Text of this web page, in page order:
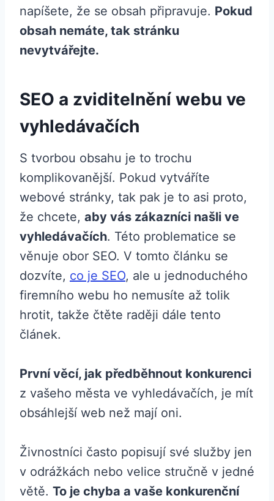
napíšete, že se obsah připravuje. Pokud
obsah nemáte, tak stránku
nevytvářejte.
SEO a zviditelnění webu ve
vyhledávačích
S tvorbou obsahu je to trochu
komplikovanější. Pokud vytváříte
webové stránky, tak pak je to asi proto,
že chcete, aby vás zákazníci našli ve
vyhledávačích. Této problematice se
věnuje obor SEO. V tomto článku se
dozvíte, co je SEO, ale u jednoduchého
firemního webu ho nemusíte až tolik
hrotit, takže čtěte raději dále tento
článek.
První věcí, jak předběhnout konkurenci
z vašeho města ve vyhledávačích, je mít
obsáhlejší web než mají oni.
Živnostníci často popisují své služby jen
v odrážkách nebo velice stručně v jedné
větě. To je chyba a vaše konkurenční